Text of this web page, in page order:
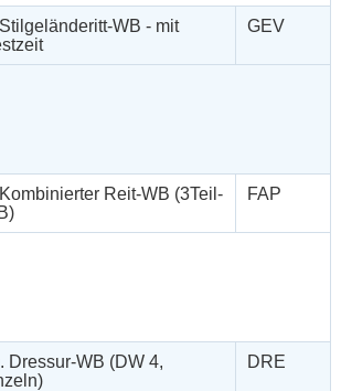
WB - mit
GEV
Reit-WB (3Teil-
FAP
Dressur-WB (DW 4,
DRE